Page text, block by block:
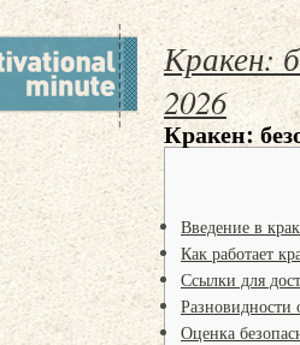
Кракен:
2026
Кракен:
Введение в
Как работает
Ссылки для
Разновидности
Оценка